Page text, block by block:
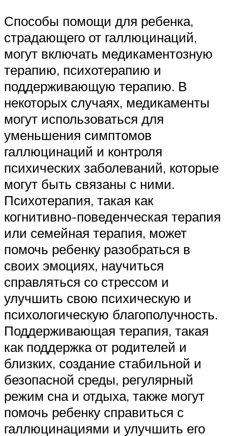
Способы помощи для ребенка,
страдающего от галлюцинаций,
могут включать медикаментозную
терапию, психотерапию и
поддерживающую терапию. В
некоторых случаях, медикаменты
могут использоваться для
уменьшения симптомов
галлюцинаций и контроля
психических заболеваний, которые
могут быть связаны с ними.
Психотерапия, такая как
когнитивно-поведенческая терапия
или семейная терапия, может
помочь ребенку разобраться в
своих эмоциях, научиться
справляться со стрессом и
улучшить свою психическую и
психологическую благополучность.
Поддерживающая терапия, такая
как поддержка от родителей и
близких, создание стабильной и
безопасной среды, регулярный
режим сна и отдыха, также могут
помочь ребенку справиться с
галлюцинациями и улучшить его